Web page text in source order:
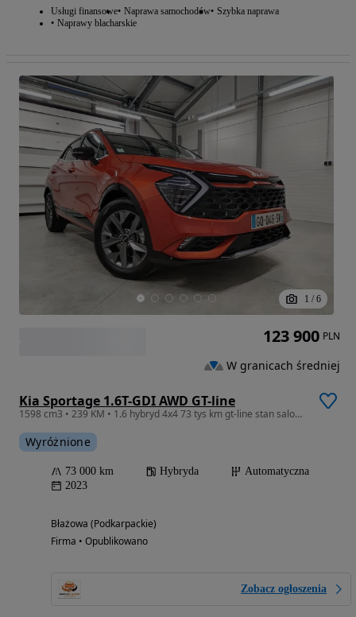
Usługi finansowe Naprawa samochodów Szybka naprawa
Naprawy blacharskie
1 / 6
Kia Sportage 1.6T-GDI AWD GT-line
1598 cm3 • 239 KM • 1.6 hybryd 4x4 73 tys km gt-line stan salonowy
Wyróżnione
73 000 km Hybryda
Automatyczna
2023
Błażowa (Podkarpackie)
Firma • Opublikowano
Zobacz ogłoszenia
123 900 PLN
W granicach średniej